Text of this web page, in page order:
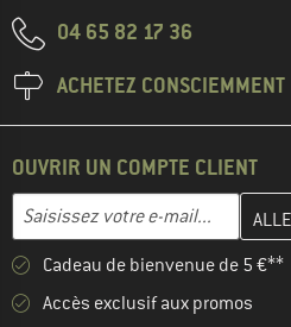
04 65 82 17 36
ACHETEZ CONSCIEMMENT
OUVRIR UN COMPTE CLIENT
Adresse e-mail
Entrez votre adresse e-mail ici et
Cadeau de bienvenue de 5 €**
Accès exclusif aux promos